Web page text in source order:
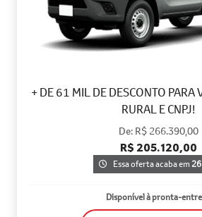
+ DE 61 MIL DE DESCONTO PARA
RURAL E CNPJ!
De: R$ 266.390,00
R$ 205.120,00
Essa oferta acaba em
Disponível à pronta-